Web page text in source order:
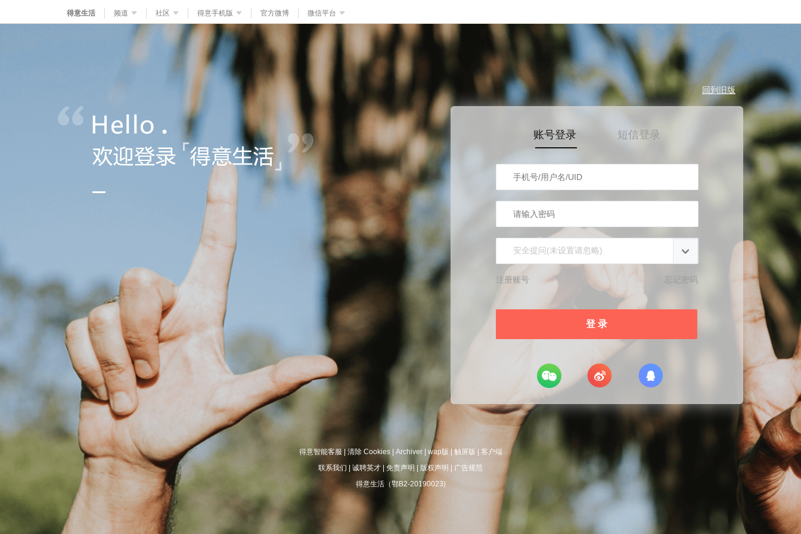
得意生活 频道 社区 得意手机版 官方微博 微信平台
回到旧版
账号登录 短信登录
安全提问(未设置请忽略)
注册账号 忘记密码
登 录
得意智能客服 清除 Cookies| Archiver| wap版 触屏版
客户端
联系我们
诚聘英才 免责声明 版权声明
广告规范
得意生活（鄂B2-20190023)